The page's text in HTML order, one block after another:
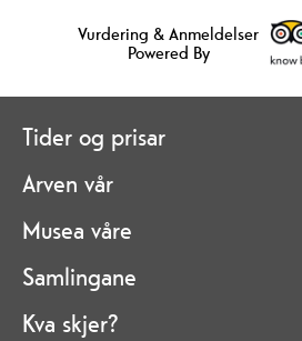
Vurdering & Anmeldelser
Powered By
Tider og prisar
Arven vår
Musea våre
Samlingane
Kva skjer?